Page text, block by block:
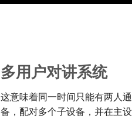
多用户对讲系统
这意味着同一时间只能有两人
备，配对多个子设备，并在主